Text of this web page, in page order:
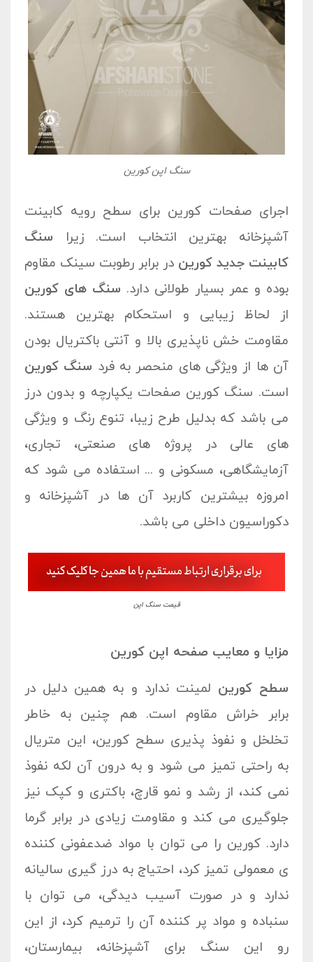
سنگ اپن کورین
اجرای صفحات کورین برای سطح رویه کابینت
آشپزخانه بهترین انتخاب است. زیرا سنگ
کابینت جدید کورین در برابر رطوبت سینک مقاوم
بوده و عمر بسیار طولانی دارد. سنگ های کورین
از لحاظ زیبایی و استحکام بهترین هستند.
مقاومت خش ناپذیری بالا و آنتی باکتریال بودن
آن ها از ویژگی های منحصر به فرد سنگ کورین
است. سنگ کورین صفحات یکپارچه و بدون درز
می باشد که بدلیل طرح زیبا، تنوع رنگ و ویژگی
های عالی در پروژه های صنعتی، تجاری،
آزمایشگاهی، مسکونی و ... استفاده می شود که
امروزه بیشترین کاربرد آن ها در آشپزخانه و
دکوراسیون داخلی می باشد.
قیمت سنگ اپن
مزایا و معایب صفحه اپن کورین
سطح کورین لمینت ندارد و به همین دلیل در
برابر خراش مقاوم است. هم چنین به خاطر
تخلخل و نفوذ پذیری سطح کورین، این متریال
به راحتی تمیز می شود و به درون آن لکه نفوذ
نمی کند، از رشد و نمو قارچ، باکتری و کپک نیز
جلوگیری می کند و مقاومت زیادی در برابر گرما
دارد. کورین را می توان با مواد ضدعفونی کننده
ی معمولی تمیز کرد، احتیاج به درز گیری سالیانه
ندارد و در صورت آسیب دیدگی، می توان با
سنباده و مواد پر کننده آن را ترمیم کرد، از این
رو این سنگ برای آشپزخانه، بیمارستان،